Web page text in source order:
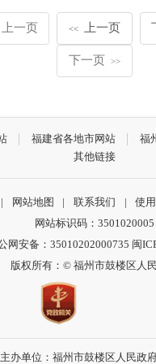
上一页 << 上一页
下一页 >>
福建省各地市网站
福
其他链接
| 网站地图 | 联系我们 | 使
网站标识码：3501020005
网安备：35010202000735 闽
版权所有：© 福州市鼓楼区人
主办单位：福州市鼓楼区人民政